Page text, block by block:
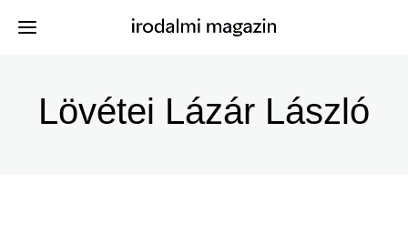
tartalomra
Menü
Kiadványok
Lövétei Lázár László